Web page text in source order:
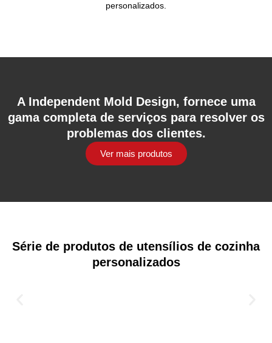
personalizados.
A Independent Mold Design, fornece uma
gama completa de serviços para resolver os
problemas dos clientes.
Ver mais produtos
Série de produtos de utensílios de cozinha
personalizados